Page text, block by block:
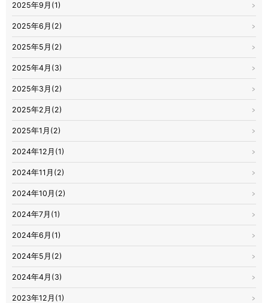
2025年9月(1)
2025年6月(2)
2025年5月(2)
2025年4月(3)
2025年3月(2)
2025年2月(2)
2025年1月(2)
2024年12月(1)
2024年11月(2)
2024年10月(2)
2024年7月(1)
2024年6月(1)
2024年5月(2)
2024年4月(3)
2023年12月(1)